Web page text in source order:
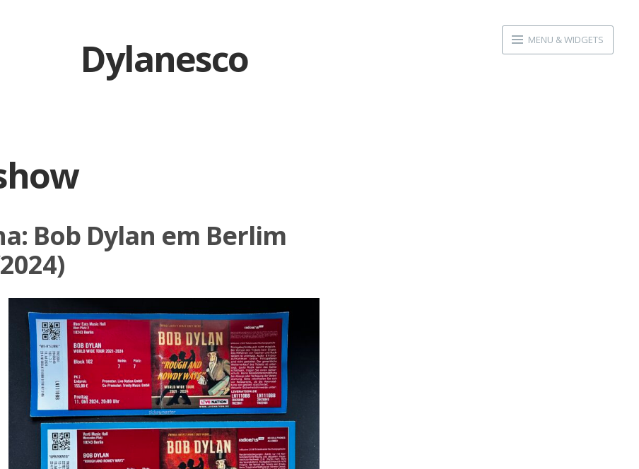
MENU & WIDGETS
Dylanesco
Bob Dylan em Berlim